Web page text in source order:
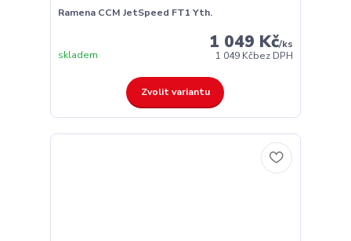
Ramena CCM JetSpeed FT1 Yth.
1 049 Kč/ks
1 049 Kčbez DPH
skladem
Zvolit variantu